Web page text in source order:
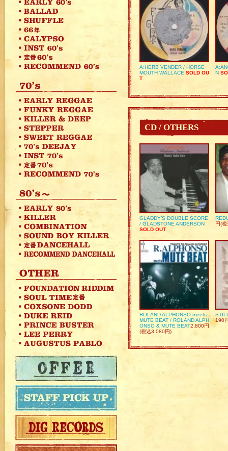
A:HERB VENDER / HORSE
MOUTH WALLACE SOLD OU
T
N
CD / OTHERS
GLADDY’S DOUBLE SCORE
/ GLADSTONE ANDERSON
SOLD OUT
円(
ROLAND ALPHONSO meets
MUTE BEAT / ROLAND ALPH
ONSO & MUTE BEAT2,800円
(税込3,080円)
190